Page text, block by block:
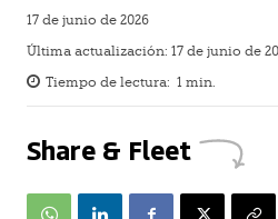
17 de junio de 2026
Última actualización: 17 de junio de
Tiempo de lectura: 1 min.
Share & Fleet